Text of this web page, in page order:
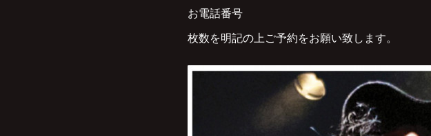
お電話番号
枚数を明記の上ご予約をお願い致します。